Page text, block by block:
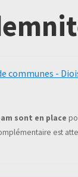
communes -
sont en place
est